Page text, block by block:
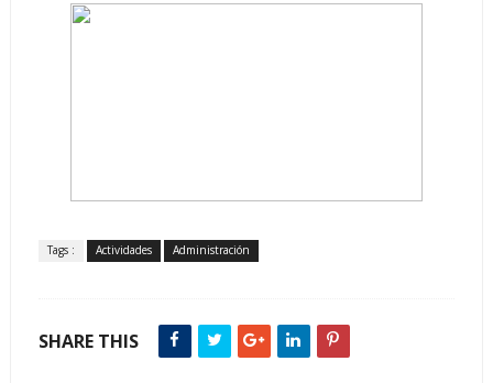
Tags : Actividades Administración
SHARE THIS